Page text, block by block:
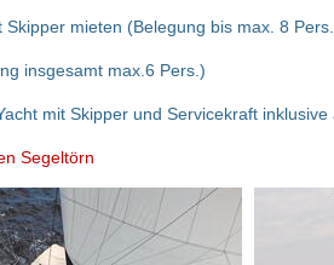
Skipper mieten (Belegung bis max. 8
insgesamt max.6 Pers.)
mit Skipper und Servicekraft
Segeltörn